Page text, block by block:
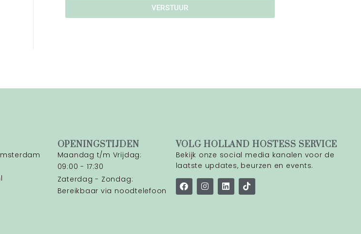
VERSTUUR
OPENINGSTIJDEN
Maandag t/m Vrijdag:
09:00 - 17:30
Zaterdag - Zondag:
Bereikbaar via noodtelefoon
VOLG HOLLAND HOSTESS SERVICE
Bekijk onze social media kanalen voor de
laatste updates, beurzen en events.